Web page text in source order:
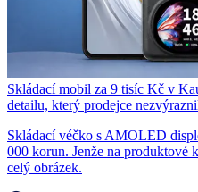
Skládací mobil za 9 tisíc Kč v
detailu, který prodejce
Skládací véčko s AMOLED
000 korun. Jenže na produktové
celý obrázek.